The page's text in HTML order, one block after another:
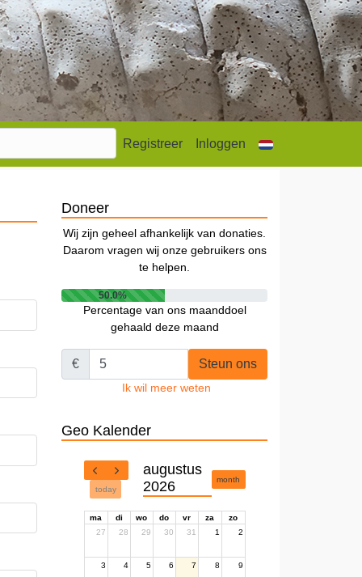
Registreer Inloggen
Doneer
Wij zijn geheel afhankelijk van donaties.
Daarom vragen wij onze gebruikers ons
te helpen.
50.0%
Percentage van ons maanddoel
gehaald deze maand
€ Steun ons
Ik wil meer weten
Geo Kalender
today
augustus
2026
month
ma di wo do vr za
zo
27
28 29 30 31 1 2
3 4 5 6 7 8 9